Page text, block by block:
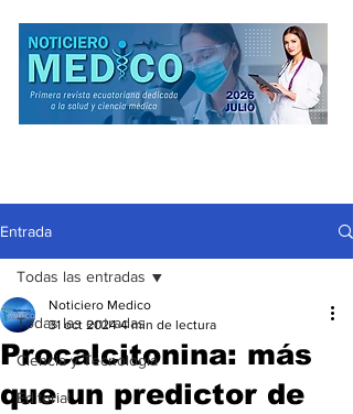
Entrada
Todas las entradas
Ciencia y Tecnología
Editorial
Todas las entradas
Procalcitonina: más
que un predictor de
Noticiero Medico
31 oct 2024 4 min de lectura